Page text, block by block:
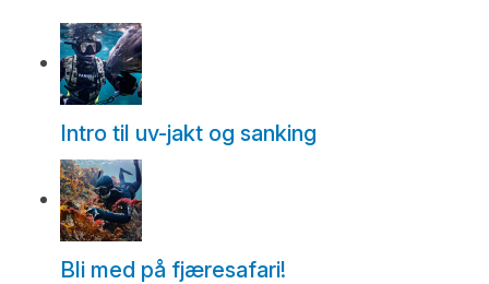
Intro til uv-jakt og sanking
Bli med på fjæresafari!